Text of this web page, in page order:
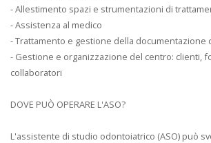
- Allestimento spazi e strumentazioni di
- Assistenza al medico
- Trattamento e gestione della documentazione
- Gestione e organizzazione del centro: clienti,
collaboratori
DOVE PUÒ OPERARE L'ASO?
L'assistente di studio odontoiatrico (ASO) può